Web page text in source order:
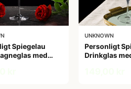
Spiegelau
med
UNKNOWN
Personligt
Drinkglas